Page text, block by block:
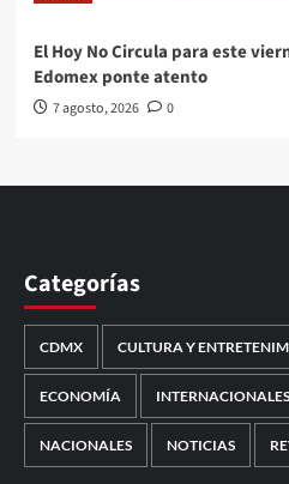
El Hoy No Circula para este
Edomex ponte atento
7 agosto, 2026 0
Categorías
CDMX CULTURA Y
ECONOMÍA INTERNACIONALES
NACIONALES NOTICIAS